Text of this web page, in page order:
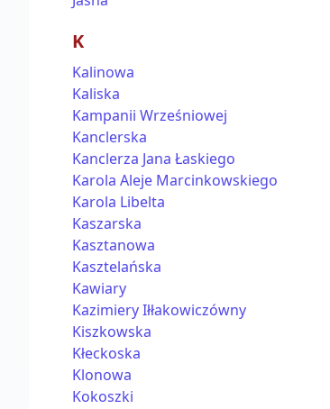
K
Kalinowa
Kaliska
Kampanii Wrześniowej
Kanclerska
Kanclerza Jana Łaskiego
Karola Aleje Marcinkowskiego
Karola Libelta
Kaszarska
Kasztanowa
Kasztelańska
Kawiary
Kazimiery Iłłakowiczówny
Kiszkowska
Kłeckoska
Klonowa
Kokoszki